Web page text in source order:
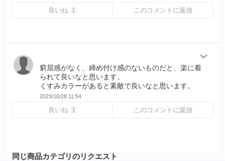
良いね 1 このコメントに返信
窮屈感がなく、締め付け感のないものだと、楽に着
られて良いなと思います。
くすみカラーがあると素敵で良いなと思います。
2023/10/28 11:54
良いね 1 このコメントに返信
同じ商品カテゴリのリクエスト